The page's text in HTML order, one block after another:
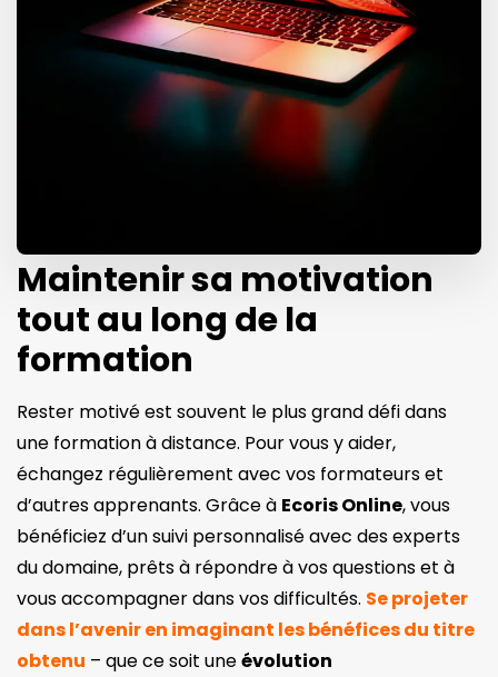
Maintenir sa motivation
tout au long de la
formation
Rester motivé est souvent le plus grand défi dans
une formation à distance. Pour vous y aider,
échangez régulièrement avec vos formateurs et
d’autres apprenants. Grâce à Ecoris Online, vous
bénéficiez d’un suivi personnalisé avec des experts
du domaine, prêts à répondre à vos questions et à
vous accompagner dans vos difficultés. Se projeter
dans l’avenir en imaginant les bénéfices du titre
obtenu – que ce soit uneévolution